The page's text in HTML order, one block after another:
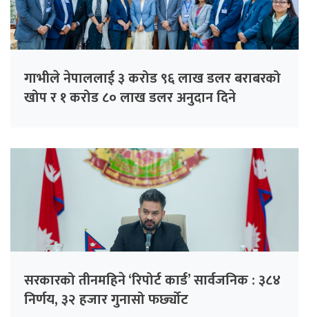
गाभीले नेपाललाई ३ करोड ९६ लाख डलर बराबरको
खोप र १ करोड ८० लाख डलर अनुदान दिने
सरकारको तीनमहिने ‘रिपोर्ट कार्ड’ सार्वजनिक : ३८४
निर्णय, ३२ हजार गुनासो फर्छ्योट